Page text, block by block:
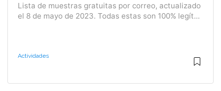
Lista de muestras gratuitas por correo, actualizado
el 8 de mayo de 2023. Todas estas son 100% legít...
Actividades